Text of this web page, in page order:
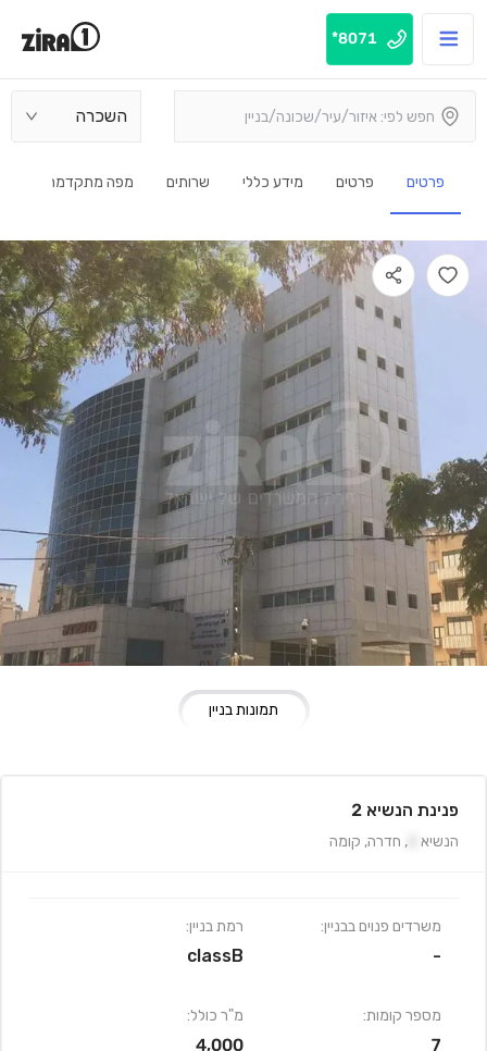
8071*
השכרה
פרטים פרטים מידע כללי שרותים מפה מתקדמת
תמונות בניין
פנינת הנשיא 2
הנשיא , חדרה, קומה
משרדים פנוים בבניין:
-
מספר קומות:
7
רמת בניין:
classB
מ"ר כולל:
4,000